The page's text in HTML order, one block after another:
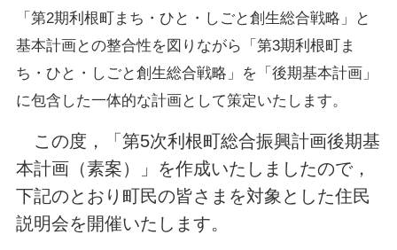
「第2期利根町まち・ひと・しごと創生総合戦略」と
基本計画との整合性を図りながら「第3期利根町ま
ち・ひと・しごと創生総合戦略」を「後期基本計画」
に包含した一体的な計画として策定いたします。
この度，「第5次利根町総合振興計画後期基
本計画（素案）」を作成いたしましたので，
下記のとおり町民の皆さまを対象とした住民
説明会を開催いたします。